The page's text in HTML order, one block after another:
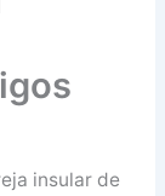
insular de